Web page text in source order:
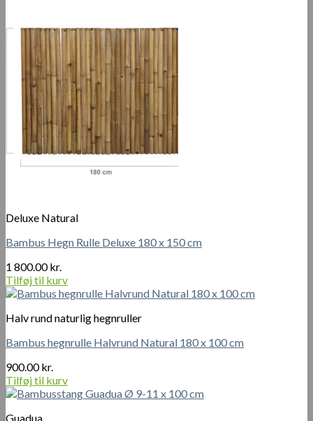
Deluxe Natural
Bambus Hegn Rulle Deluxe 180 x 150 cm
1 800.00kr.
Tilføj til kurv
Halv rund naturlig hegnruller
Bambus hegnrulle Halvrund Natural 180 x 100 cm
900.00kr.
Tilføj til kurv
Guadua